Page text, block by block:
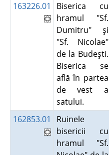
163226.01
Biserica cu
hramul "Sf.
Dumitru" şi
"Sf. Nicolae"
de la Budeşti.
Biserica se
află în partea
de vest a
satului.
162853.01
Ruinele
bisericii cu
hramul "Sf.